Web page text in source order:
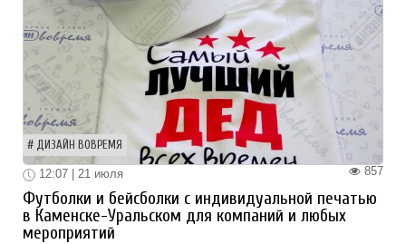
ДИЗАЙН ВОВРЕМЯ
857
12:07 | 21 июля
Футболки и бейсболки с индивидуальной печатью
в Каменске-Уральском для компаний и любых
мероприятий